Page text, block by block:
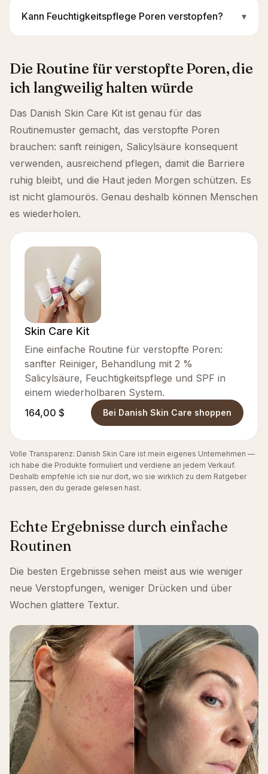
Kann Feuchtigkeitspflege Poren verstopfen? ▾
Die Routine für verstopfte Poren, die
ich langweilig halten würde
Das Danish Skin Care Kit ist genau für das
Routinemuster gemacht, das verstopfte Poren
brauchen: sanft reinigen, Salicylsäure konsequent
verwenden, ausreichend pflegen, damit die Barriere
ruhig bleibt, und die Haut jeden Morgen schützen. Es
ist nicht glamourös. Genau deshalb können Menschen
es wiederholen.
Skin Care Kit
Eine einfache Routine für verstopfte Poren:
sanfter Reiniger, Behandlung mit 2 %
Salicylsäure, Feuchtigkeitspflege und SPF in
einem wiederholbaren System.
164,00 $
Bei Danish Skin Care shoppen
Volle Transparenz: Danish Skin Care ist mein eigenes Unternehmen —
ich habe die Produkte formuliert und verdiene an jedem Verkauf.
Deshalb empfehle ich sie nur dort, wo sie wirklich zu dem Ratgeber
passen, den du gerade gelesen hast.
Echte Ergebnisse durch einfache
Routinen
Die besten Ergebnisse sehen meist aus wie weniger
neue Verstopfungen, weniger Drücken und über
Wochen glattere Textur.